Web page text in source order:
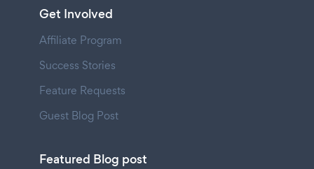
Get Involved
Affiliate Program
Success Stories
Feature Requests
Guest Blog Post
Featured Blog post